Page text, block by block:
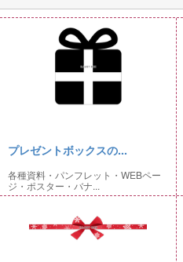
プレゼントボックスの...
各種資料・パンフレット・WEBペー
ジ・ポスター・バナ...